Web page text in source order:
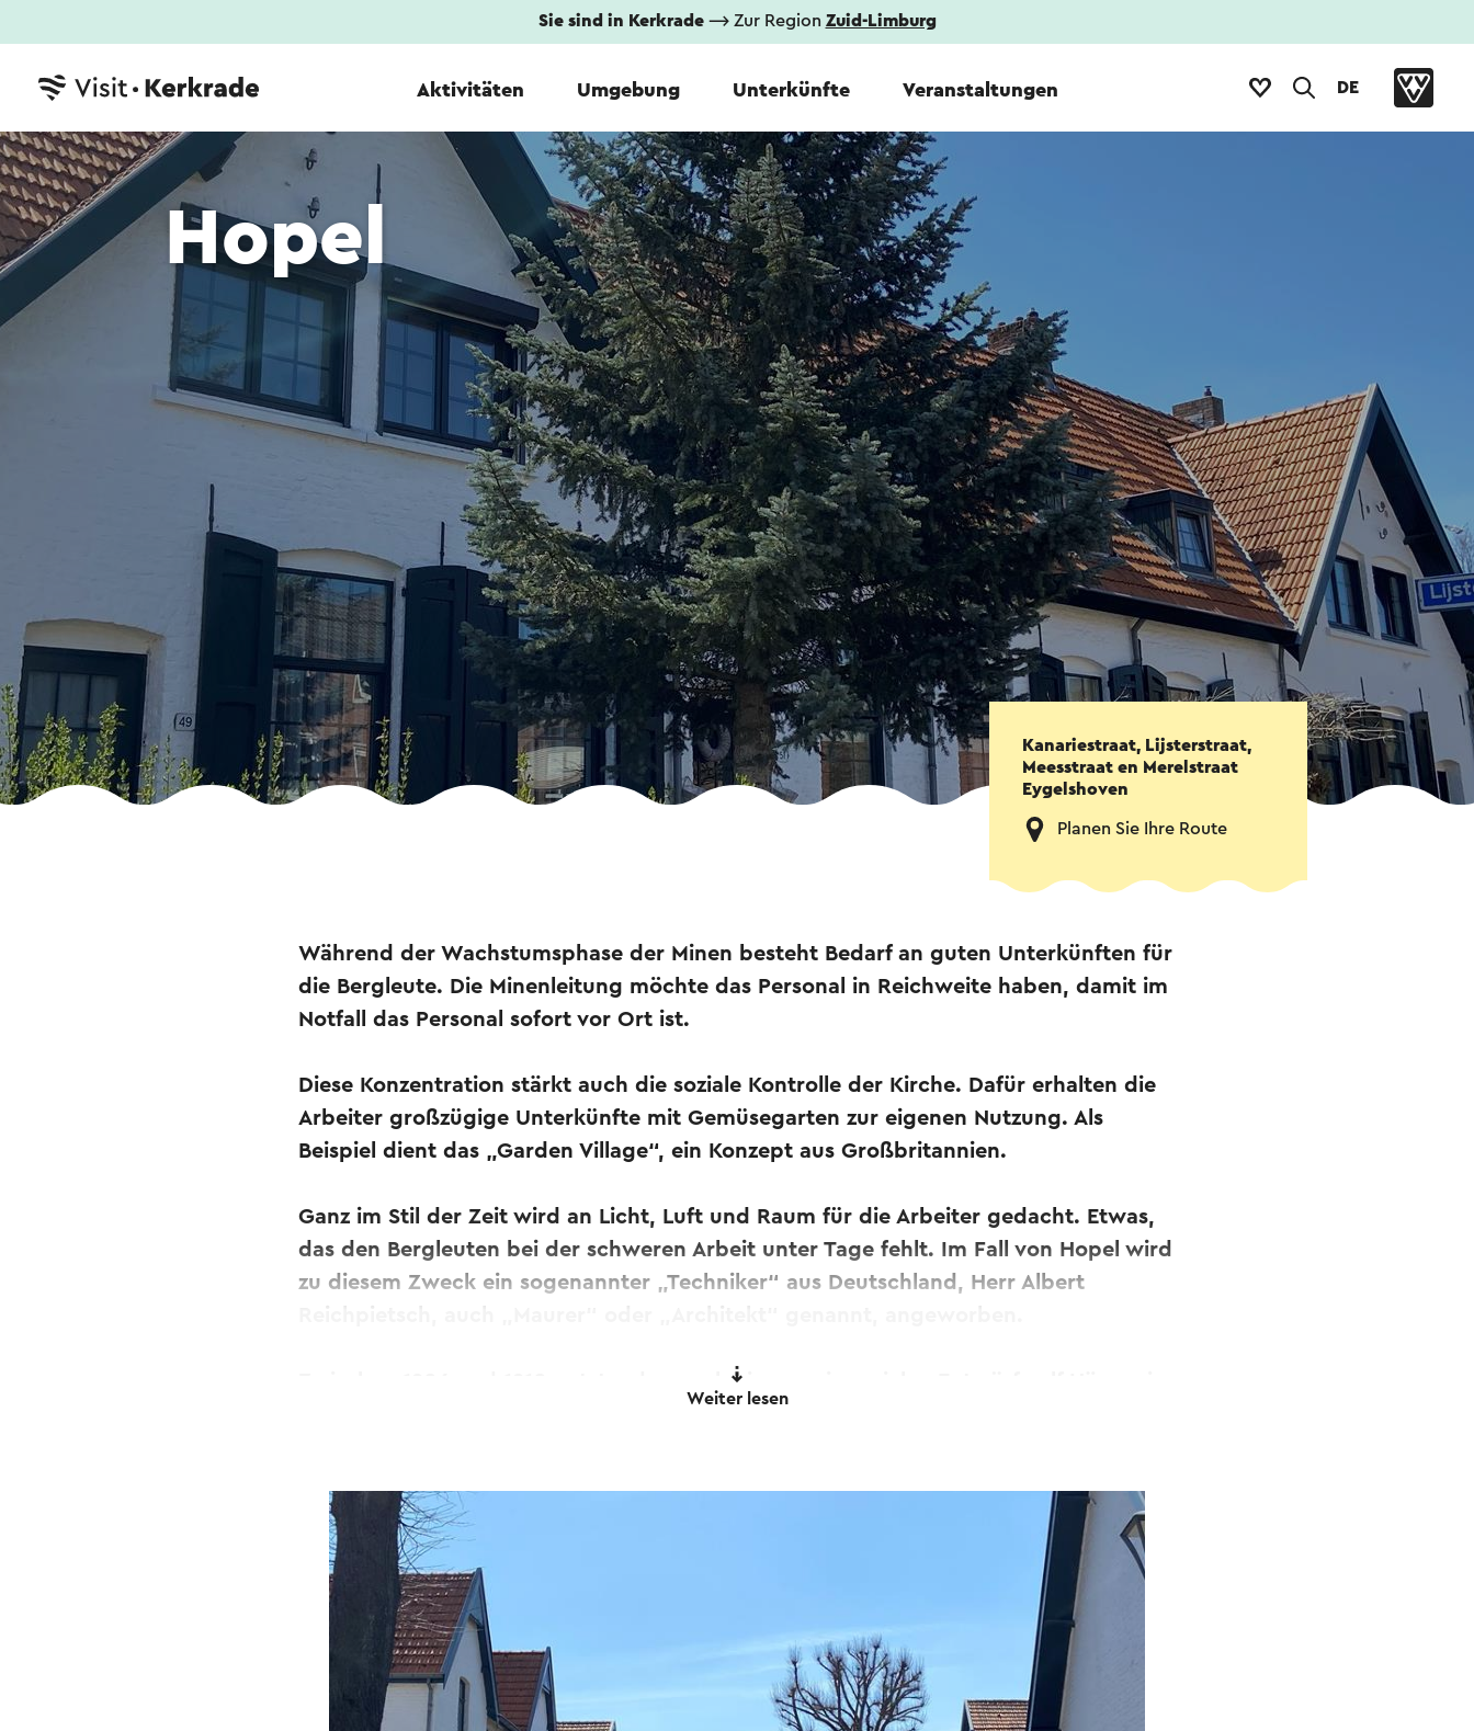
Sie sind in Kerkrade⟶ Zur Region Zuid-Limburg
Aktivitäten Umgebung Unterkünfte Veranstaltungen DE
Hopel
Kanariestraat, Lijsterstraat,
Meesstraat en Merelstraat
Eygelshoven
Planen Sie Ihre Route
Während der Wachstumsphase der Minen besteht Bedarf an guten Unterkünften für
die Bergleute. Die Minenleitung möchte das Personal in Reichweite haben, damit im
Notfall das Personal sofort vor Ort ist.
Diese Konzentration stärkt auch die soziale Kontrolle der Kirche. Dafür erhalten die
Arbeiter großzügige Unterkünfte mit Gemüsegarten zur eigenen Nutzung. Als
Beispiel dient das „Garden Village“, ein Konzept aus Großbritannien.
Ganz im Stil der Zeit wird an Licht, Luft und Raum für die Arbeiter gedacht. Etwas,
das den Bergleuten bei der schweren Arbeit unter Tage fehlt. Im Fall von Hopel wird
zu diesem Zweck ein sogenannter „Techniker“ aus Deutschland, Herr Albert
Zwischen 1906 und 1910 entstanden nach einem seiner vielen Entwürfe elf Häuser im
Er entwirft noch mehr Pläne, die detaillierter sind, aber nicht ausgeführt werden. Im
Entwurf von De Hopel, auch bekannt als „Weiße Kolonie“, stand ein offener Innenhof
im Mittelpunkt, um den sich die Häuser gruppierten.
Das gesamte Dorf bestand aus nur vier Straßen: Kanariestraat, Lijsterstraat,
Meesstraat und Merelstraat und zwei quer verlaufenden Verbindungsstraßen. Die
derzeit 46 Häuser zeichnen sich durch ihre Einheitlichkeit nach außen aus, obwohl
Weiter lesen